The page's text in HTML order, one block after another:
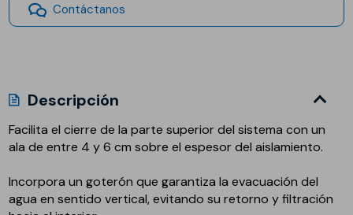
Contáctanos
Descripción
Facilita el cierre de la parte superior del sistema con un
ala de entre 4 y 6 cm sobre el espesor del aislamiento.
Incorpora un goterón que garantiza la evacuación del
agua en sentido vertical, evitando su retorno y filtración